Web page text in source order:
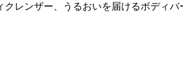
クレンザー、うるおいを届けるボディ